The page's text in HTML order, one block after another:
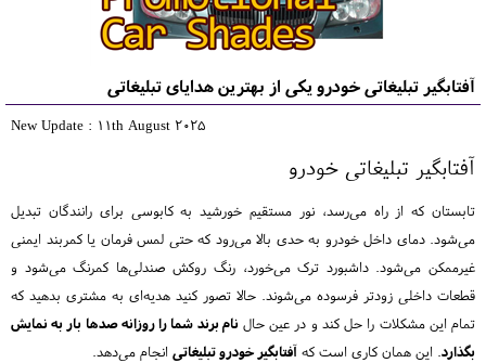
آفتابگیر تبلیغاتی خودرو یکی از بهترین هدایای تبلیغاتی
New Update : 11th August 2025
آفتابگیر تبلیغاتی خودرو
تابستان که از راه می‌رسد، نور مستقیم خورشید به کابوسی برای رانندگان تبدیل
می‌شود. دمای داخل خودرو به حدی بالا می‌رود که حتی لمس فرمان یا کمربند ایمنی
غیرممکن می‌شود. داشبورد ترک می‌خورد، رنگ روکش صندلی‌ها کمرنگ می‌شود و
قطعات داخلی زودتر فرسوده می‌شوند. حالا تصور کنید هدیه‌ای به مشتری بدهید که
تمام این مشکلات را حل کند و در عین حال نام برند شما را روزانه صدها بار به نمایش
بگذارد. این همان کاری است که آفتابگیر خودرو تبلیغاتی انجام می‌دهد.